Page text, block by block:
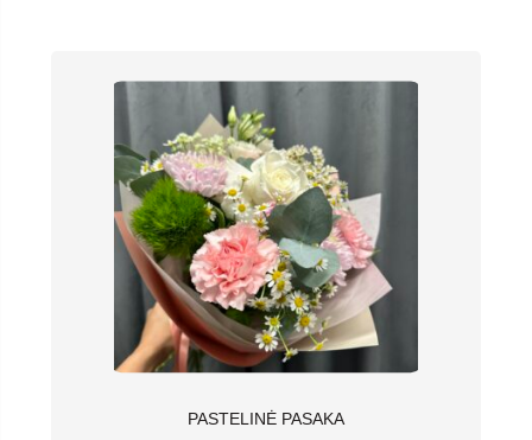
PASTELINĖ PASAKA